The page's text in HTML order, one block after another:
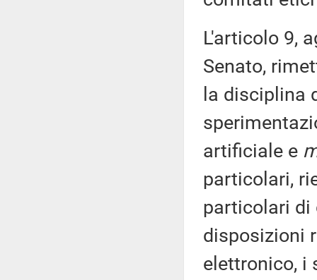
L'articolo 9,
Senato,
la disciplina
artificiale e
particolari,
particolari di
disposizioni
elettronico, i